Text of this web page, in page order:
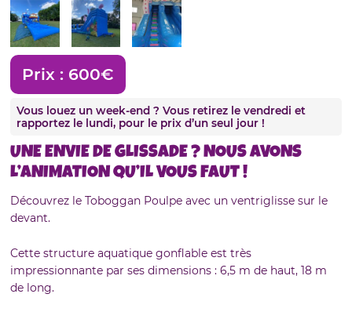
Prix : 600€
Vous louez un week-end ? Vous retirez le vendredi et
rapportez le lundi, pour le prix d’un seul jour !
UNEENVIEDE GLISSADE ? NOUS AVONS
L’ANIMATIONQU’IL VOUSFAUT !
Découvrez le Toboggan Poulpe avec un ventriglisse sur le
devant.
Cette structure aquatique gonflable est très
impressionnante par ses dimensions : 6,5 m de haut, 18 m
de long.